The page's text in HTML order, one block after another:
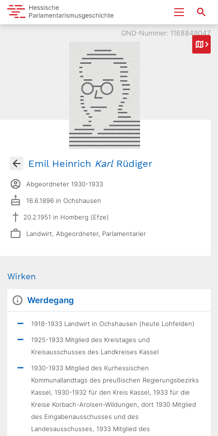
GND-Nummer: 1168849047
Emil Heinrich KarlRüdiger
Abgeordneter 1930-1933
16.6.1896 in Ochshausen
20.2.1951 in Homberg (Efze)
Landwirt, Abgeordneter, Parlamentarier
Wirken
Werdegang
1918-1933 Landwirt in Ochshausen (heute Lohfelden)
1925-1933 Mitglied des Kreistages und
Kreisausschusses des Landkreises Kassel
1930-1933 Mitglied des Kurhessischen
Kommunallandtags des preußischen Regierungsbezirks
Kassel, 1930-1932 für den Kreis Kassel, 1933 für die
Kreise Korbach-Arolsen-Wildungen, dort 1930 Mitglied
des Eingabenausschusses und des
Landesausschusses, 1933 Mitglied des